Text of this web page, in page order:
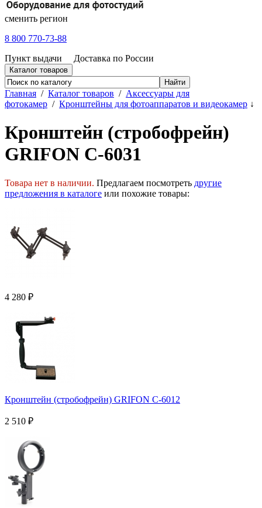
сменить регион
8 800 770-73-88
Пункт выдачи
Доставка по России
Каталог товаров
Главная / Каталог товаров / Аксессуары для
фотокамер / Кронштейны для фотоаппаратов и видеокамер ↓
Кронштейн (стробофрейн)
GRIFON С-6031
Товара нет в наличии. Предлагаем посмотреть другие
предложения в каталоге или похожие товары:
4 280 ₽
Кронштейн (стробофрейн) GRIFON С-6012
2 510 ₽